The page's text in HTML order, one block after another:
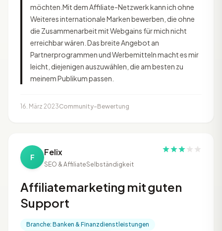
möchten.Mit dem Affiliate-Netzwerk kann ich ohne
Weiteres internationale Marken bewerben, die ohne
die Zusammenarbeit mit Webgains für mich nicht
erreichbar wären. Das breite Angebot an
Partnerprogrammen und Werbemitteln macht es mir
leicht, diejenigen auszuwählen, die am besten zu
meinem Publikum passen.
16. März 2023Community-Bewertung
F Felix
SEO & AffiliateSelbständigkeit
Affiliatemarketing mit guten
Support
Branche: Banken & Finanzdienstleistungen